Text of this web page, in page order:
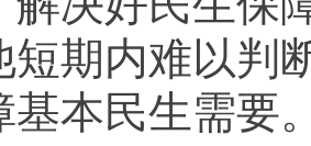
短期内难以判
基本民生需要